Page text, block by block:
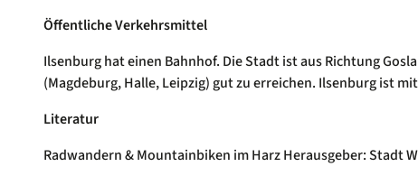
Öffentliche Verkehrsmittel
Ilsenburg hat einen Bahnhof. Die Stadt ist aus Richtung
(Magdeburg, Halle, Leipzig) gut zu erreichen. Ilsenburg ist
Literatur
Radwandern & Mountainbiken im Harz Herausgeber: Stadt